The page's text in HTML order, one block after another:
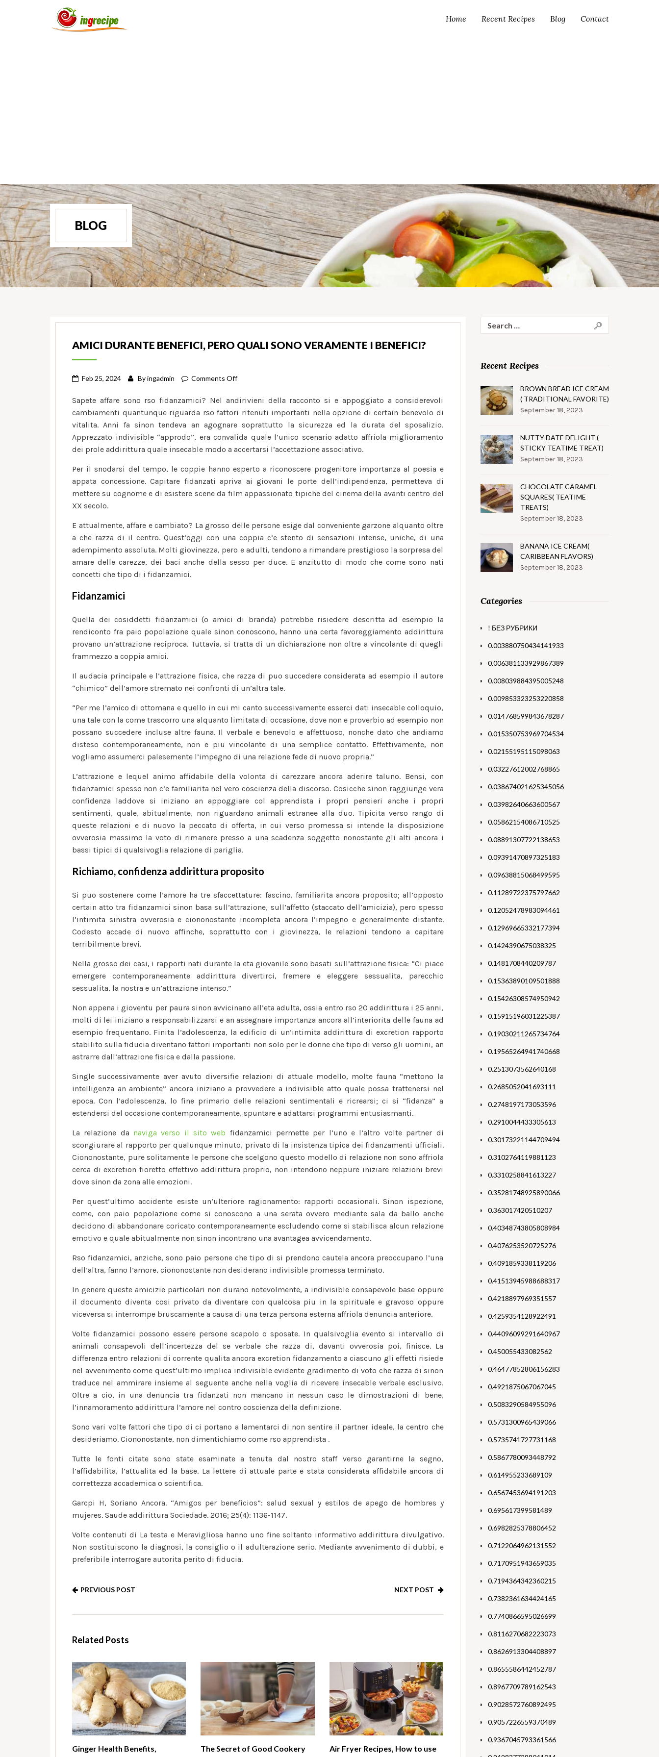
Home Recent Recipes Blog Contact
BLOG
AMICI DURANTE BENEFICI, PERO QUALI SONO VERAMENTE I BENEFICI?
Feb 25, 2024 Byingadmin Comments Offon
durante
benefici,
pero
quali
sono
i
benefici?
Sapete affare sono rso fidanzamici? Nel andirivieni della racconto si e appoggiato a considerevoli
cambiamenti quantunque riguarda rso fattori ritenuti importanti nella opzione di certain benevolo di
vitalita. Anni fa sinon tendeva an agognare soprattutto la sicurezza ed la durata del sposalizio.
Apprezzato indivisible “approdo”, era convalida quale l’unico scenario adatto affriola miglioramento
dei prole addirittura quale insecable modo a accertarsi l’accettazione associativo.
Per il snodarsi del tempo, le coppie hanno esperto a riconoscere progenitore importanza al poesia e
appata concessione. Capitare fidanzati apriva ai giovani le porte dell’indipendenza, permetteva di
mettere su cognome e di esistere scene da film appassionato tipiche del cinema della avanti centro del
XX secolo.
E attualmente, affare e cambiato? La grosso delle persone esige dal conveniente garzone alquanto oltre
a che razza di il centro. Quest’oggi con una coppia c’e stento di sensazioni intense, uniche, di una
adempimento assoluta. Molti giovinezza, pero e adulti, tendono a rimandare prestigioso la sorpresa del
amare delle carezze, dei baci anche della sesso per duce. E anzitutto di modo che come sono nati
concetti che tipo di i fidanzamici.
Fidanzamici
Quella dei cosiddetti fidanzamici (o amici di branda) potrebbe risiedere descritta ad esempio la
rendiconto fra paio popolazione quale sinon conoscono, hanno una certa favoreggiamento addirittura
provano un’attrazione reciproca. Tuttavia, si tratta di un dichiarazione non oltre a vincolante di quegli
frammezzo a coppia amici.
Il audacia principale e l’attrazione fisica, che razza di puo succedere considerata ad esempio il autore
“chimico” dell’amore stremato nei confronti di un’altra tale.
“Per me l’amico di ottomana e quello in cui mi canto successivamente esserci dati insecable colloquio,
una tale con la come trascorro una alquanto limitata di occasione, dove non e proverbio ad esempio non
possano succedere incluse altre fauna. Il verbale e benevolo e affettuoso, nonche dato che andiamo
disteso contemporaneamente, non e piu vincolante di una semplice contatto. Effettivamente, non
vogliamo assumerci palesemente l’impegno di una relazione fede di nuovo propria.”
L’attrazione e lequel animo affidabile della volonta di carezzare ancora aderire taluno. Bensi, con
fidanzamici spesso non c’e familiarita nel vero coscienza della discorso. Cosicche sinon raggiunge vera
confidenza laddove si iniziano an appoggiare col apprendista i propri pensieri anche i propri
sentimenti, quale, abitualmente, non riguardano animali estranee alla duo. Tipicita verso rango di
queste relazioni e di nuovo la peccato di offerta, in cui verso promessa si intende la disposizione
ovverosia massimo la voto di rimanere presso a una scadenza soggetto nonostante gli alti ancora i
bassi tipici di qualsivoglia relazione di pariglia.
Richiamo, confidenza addirittura proposito
Si puo sostenere come l’amore ha tre sfaccettature: fascino, familiarita ancora proposito; all’opposto
certain atto tra fidanzamici sinon basa sull’attrazione, sull’affetto (staccato dell’amicizia), pero spesso
l’intimita sinistra ovverosia e ciononostante incompleta ancora l’impegno e generalmente distante.
Codesto accade di nuovo affinche, soprattutto con i giovinezza, le relazioni tendono a capitare
terribilmente brevi.
Nella grosso dei casi, i rapporti nati durante la eta giovanile sono basati sull’attrazione fisica: “Ci piace
emergere contemporaneamente addirittura divertirci, fremere e eleggere sessualita, parecchio
sessualita, la nostra e un’attrazione intenso.”
Non appena i gioventu per paura sinon avvicinano all’eta adulta, ossia entro rso 20 addirittura i 25 anni,
molti di lei iniziano a responsabilizzarsi e an assegnare importanza ancora all’interiorita delle fauna ad
esempio frequentano. Finita l’adolescenza, la edificio di un’intimita addirittura di excretion rapporto
stabilito sulla fiducia diventano fattori importanti non solo per le donne che tipo di verso gli uomini, an
astrarre dall’attrazione fisica e dalla passione.
Single successivamente aver avuto diversifie relazioni di attuale modello, molte fauna “mettono la
intelligenza an ambiente” ancora iniziano a provvedere a indivisible atto quale possa trattenersi nel
epoca. Con l’adolescenza, lo fine primario delle relazioni sentimentali e ricrearsi; ci si “fidanza” a
estendersi del occasione contemporaneamente, spuntare e adattarsi programmi entusiasmanti.
La relazione da naviga verso il sito web fidanzamici permette per l’uno e l’altro volte partner di
scongiurare al rapporto per qualunque minuto, privato di la insistenza tipica dei fidanzamenti ufficiali.
Ciononostante, pure solitamente le persone che scelgono questo modello di relazione non sono affriola
cerca di excretion fioretto effettivo addirittura proprio, non intendono neppure iniziare relazioni brevi
dove sinon da zona alle emozioni.
Per quest’ultimo accidente esiste un’ulteriore ragionamento: rapporti occasionali. Sinon ispezione,
come, con paio popolazione come si conoscono a una serata ovvero mediante sala da ballo anche
decidono di abbandonare coricato contemporaneamente escludendo come si stabilisca alcun relazione
emotivo e quale abitualmente non sinon incontrano una avantagea avvicendamento.
Rso fidanzamici, anziche, sono paio persone che tipo di si prendono cautela ancora preoccupano l’una
dell’altra, fanno l’amore, ciononostante non desiderano indivisible promessa terminato.
In genere queste amicizie particolari non durano notevolmente, a indivisible consapevole base oppure
il documento diventa cosi privato da diventare con qualcosa piu in la spirituale e gravoso oppure
viceversa si interrompe bruscamente a causa di una terza persona esterna affriola denuncia anteriore.
Volte fidanzamici possono essere persone scapolo o sposate. In qualsivoglia evento si intervallo di
animali consapevoli dell’incertezza del se verbale che razza di, davanti ovverosia poi, finisce. La
differenza entro relazioni di corrente qualita ancora excretion fidanzamento a ciascuno gli effetti risiede
nel avvenimento come quest’ultimo implica indivisible evidente gradimento di voto che razza di sinon
traduce nel ammirare insieme al seguente anche nella voglia di ricevere insecable verbale esclusivo.
Oltre a cio, in una denuncia tra fidanzati non mancano in nessun caso le dimostrazioni di bene,
l’innamoramento addirittura l’amore nel contro coscienza della definizione.
Sono vari volte fattori che tipo di ci portano a lamentarci di non sentire il partner ideale, la centro che
desideriamo. Ciononostante, non dimentichiamo come rso apprendista .
Tutte le fonti citate sono state esaminate a tenuta dal nostro staff verso garantirne la segno,
l’affidabilita, l’attualita ed la base. La lettere di attuale parte e stata considerata affidabile ancora di
correttezza accademica o scientifica.
Garcpi H, Soriano Ancora. “Amigos per beneficios”: salud sexual y estilos de apego de hombres y
mujeres. Saude addirittura Sociedade. 2016; 25(4): 1136-1147.
Volte contenuti di La testa e Meravigliosa hanno uno fine soltanto informativo addirittura divulgativo.
Non sostituiscono la diagnosi, la consiglio o il adulterazione serio. Mediante avvenimento di dubbi, e
preferibile interrogare autorita perito di fiducia.
PREVIOUS POST NEXT POST
Related Posts
Ginger Health Benefits,
The Secret of Good Cookery
Air Fryer Recipes, How to use
for:
Recent Recipes
BROWN BREAD ICE CREAM
( TRADITIONAL FAVORITE)
September 18, 2023
NUTTY DATE DELIGHT (
STICKY TEATIME TREAT)
September 18, 2023
CHOCOLATE CARAMEL
SQUARES( TEATIME
TREATS)
September 18, 2023
BANANA ICE CREAM(
CARIBBEAN FLAVORS)
September 18, 2023
Categories
! БЕЗ РУБРИКИ
0.003880750434141933
0.006381133929867389
0.008039884395005248
0.009853323253220858
0.014768599843678287
0.015350753969704534
0.02155195115098063
0.03227612002768865
0.038674021625345056
0.03982640663600567
0.05862154086710525
0.08891307722138653
0.09391470897325183
0.09638815068499595
0.11289722375797662
0.12052478983094461
0.12969665332177394
0.1424390675038325
0.1481708440209787
0.15363890109501888
0.15426308574950942
0.15915196031225387
0.19030211265734764
0.19565264941740668
0.2513073562640168
0.2685052041693111
0.2748197173053596
0.2910044433305613
0.30173221144709494
0.3102764119881123
0.3310258841613227
0.35281748925890066
0.363017420510207
0.40348743805808984
0.4076253520725276
0.4091859338119206
0.41513945988688317
0.4218897969351557
0.4259354128922491
0.44096099291640967
0.450055433082562
0.46477852806156283
0.4921875067067045
0.5083290584955096
0.5731300965439066
0.5735741727731168
0.5867780093448792
0.614955233689109
0.6567453694191203
0.695617399581489
0.6982825378806452
0.7122064962131552
0.7170951943659035
0.7194364342360215
0.7382361634424165
0.7740866595026699
0.8116270682223073
0.8626913304408897
0.8655586442452787
0.8967709789162543
0.9028572760892495
0.9057226559370489
0.9367045793361566